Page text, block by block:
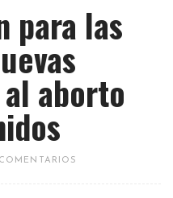
para las
aborto
COMENTARIOS